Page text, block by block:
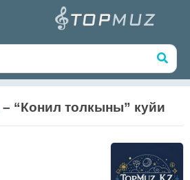
– “Конил толкыны” куйи